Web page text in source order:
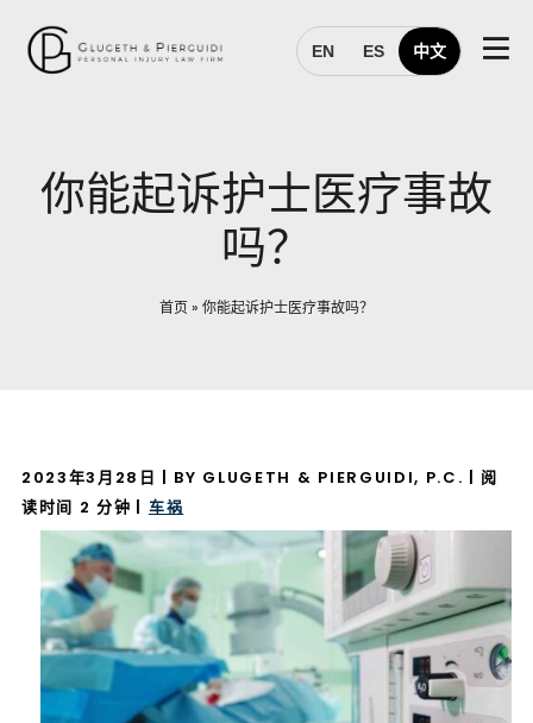
EN ES 中文
你能起诉护士医疗事故
吗？
首页» 你能起诉护士医疗事故吗？
2023年3月28日 | BY GLUGETH & PIERGUIDI, P.C. | 阅
读时间 2 分钟 | 车祸